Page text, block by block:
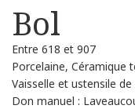
Bol
Entre 618 et 907
Porcelaine, Céramique
Vaisselle et ustensile
Don manuel :